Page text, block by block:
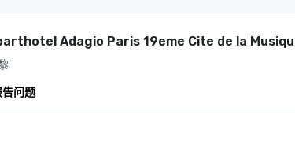
Adagio Paris 19eme Cite de la
告问题